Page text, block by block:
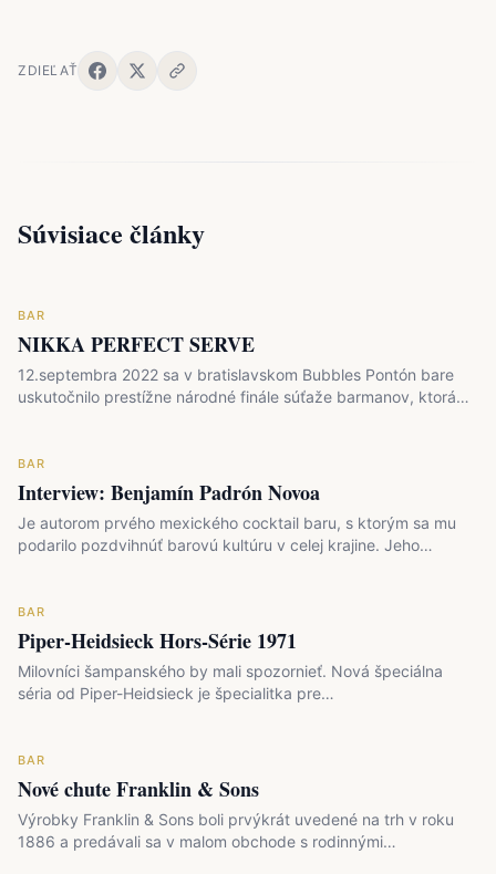
ZDIEĽAŤ
Súvisiace články
BAR
NIKKA PERFECT SERVE
12.septembra 2022 sa v bratislavskom Bubbles Pontón bare
uskutočnilo prestížne národné finále súťaže barmanov, ktorá
BAR
Interview: Benjamín Padrón Novoa
Je autorom prvého mexického cocktail baru, s ktorým sa mu
podarilo pozdvihnúť barovú kultúru v celej krajine. Jeho…
BAR
Piper-Heidsieck Hors-Série 1971
Milovníci šampanského by mali spozornieť. Nová špeciálna
séria od Piper-Heidsieck je špecialitka pre…
BAR
Nové chute Franklin & Sons
Výrobky Franklin & Sons boli prvýkrát uvedené na trh v roku
1886 a predávali sa v malom obchode s rodinnými…